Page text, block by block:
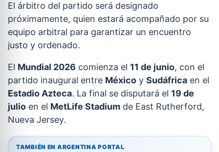
El árbitro del partido será designado
próximamente, quien estará acompañado por su
equipo arbitral para garantizar un encuentro
justo y ordenado.
El Mundial 2026 comienza el 11 de junio, con el
partido inaugural entre México y Sudáfrica en el
Estadio Azteca. La final se disputará el 19 de
julio en el MetLife Stadium de East Rutherford,
Nueva Jersey.
TAMBIÉN EN ARGENTINA PORTAL